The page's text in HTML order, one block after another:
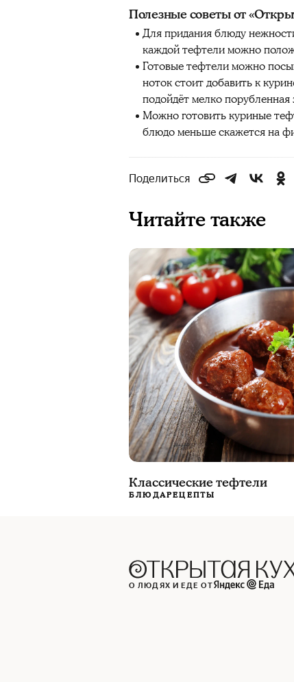
Полезные советы от
Для придания блюду
каждой тефтели можно
Готовые тефтели можно
ноток стоит добавить к
подойдёт мелко порубленная
Можно готовить куриные
блюдо меньше скажется на
Поделиться
Читайте также
Классические тефтели
БЛЮДАРЕЦЕПТЫ
О ЛЮДЯХ И ЕДЕ ОТ